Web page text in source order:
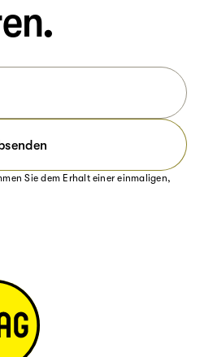
Sie dem Erhalt einer einmaligen,